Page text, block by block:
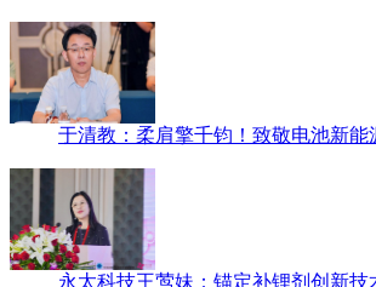
于清教：柔肩擎千钧！致敬电池新能
永太科技王莺妹：锚定补锂剂创新技